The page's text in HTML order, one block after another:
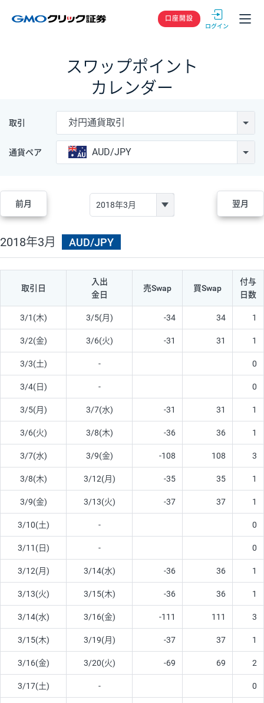
GMOクリック
口座開設
スワップポイント
カレンダー
取引 対円通貨取引
通貨ペア AUD/JPY
前月 翌月
2018年3月 AUD/JPY
取引日
入出
金日
売Swap 買Swap
付与
日数
3/1(木) 3/5(月) -34 34 1
3/2(金) 3/6(火) -31 31 1
3/3(土) - 0
3/4(日) - 0
3/5(月) 3/7(水) -31 31 1
3/6(火) 3/8(木) -36 36 1
3/7(水) 3/9(金) -108 108 3
3/8(木) 3/12(月) -35 35 1
3/9(金) 3/13(火) -37 37 1
3/10(土) - 0
3/11(日) - 0
3/12(月) 3/14(水) -36 36 1
3/13(火) 3/15(木) -36 36 1
3/14(水) 3/16(金) -111 111 3
3/15(木) 3/19(月) -37 37 1
3/16(金) 3/20(火) -69 69 2
3/17(土) - 0